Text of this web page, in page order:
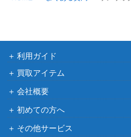
利用ガイド
買取アイテム
会社概要
初めての方へ
その他サービス